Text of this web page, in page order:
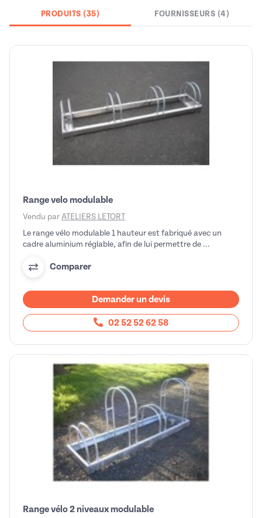
PRODUITS (35) FOURNISSEURS (4)
Range velo modulable
Vendu par ATELIERS LETORT
Le range vélo modulable 1 hauteur est fabriqué avec un
cadre aluminium réglable, afin de lui permettre de ...
Comparer
Demander un devis
02 52 52 62 58
Range vélo 2 niveaux modulable